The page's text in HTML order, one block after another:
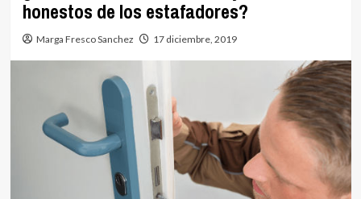
honestos de los estafadores?
Marga Fresco Sanchez 17 diciembre, 2019